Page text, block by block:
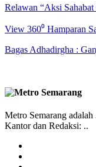
Relawan “Aksi
View 360⁰ Hamparan
Bagas Adhadirgha :
Metro Semarang adalah
Kantor dan Redaksi: ..